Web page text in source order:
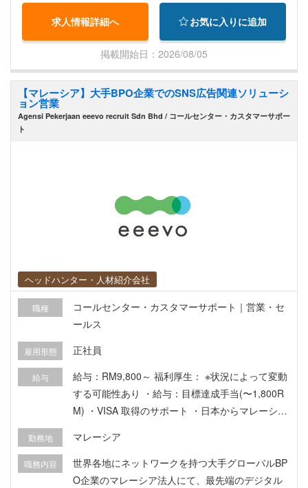
VISA取得サポート、日本からマレーシアへの渡航
費用（航空券）、マレーシア到着後2週間のホテル
滞在、医療保険などの福利厚生があります。 具体
的には以下となります。 ・有料で広告を掲載して
いる広告代理店の方より、主にチャットを通して
広告作成に関する問い合わせを専門として対応
（問い合わせ例） ┗エラーが出たので解消した
求人情報詳細へ お気に入りに追加
掲載開始日：2026/08/05
【マレーシア】大手BPO企業でのSNS広告関連ソリューシ
ョン営業
Agensi Pekerjaan eeevo recruit Sdn Bhd / コールセンター・カスタマーサポー
ト
ヘッドハンター・人材紹介会社
職種
コールセンター・カスタマーサポート｜営業・セ
ールス
雇用形態 正社員
給与
給与：RM9,800～ 福利厚生： ※状況によって変動
する可能性あり ・給与：目標達成手当(〜1,800R
M) ・VISA 取得のサポート ・日本からマレーシア
週間のホテル滞在 会社から徒歩 5-8分程度 ・Medi
cal Leave（病気休暇）8日 ・AV Leave（有給 or
バケーション休暇）19日 ・入院休暇 87日 ・保険
勤務地 マレーシア
職務内容
世界各地にネットワークを持つ大手グローバルBP
O企業のマレーシア法人にて、最先端のデジタル